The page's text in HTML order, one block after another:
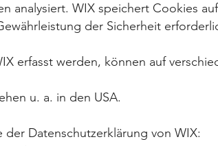
analysiert. WIX speichert Cookies
der Sicherheit
erfasst werden, können auf
u. a. in den USA.
der Datenschutzerklärung von WIX: